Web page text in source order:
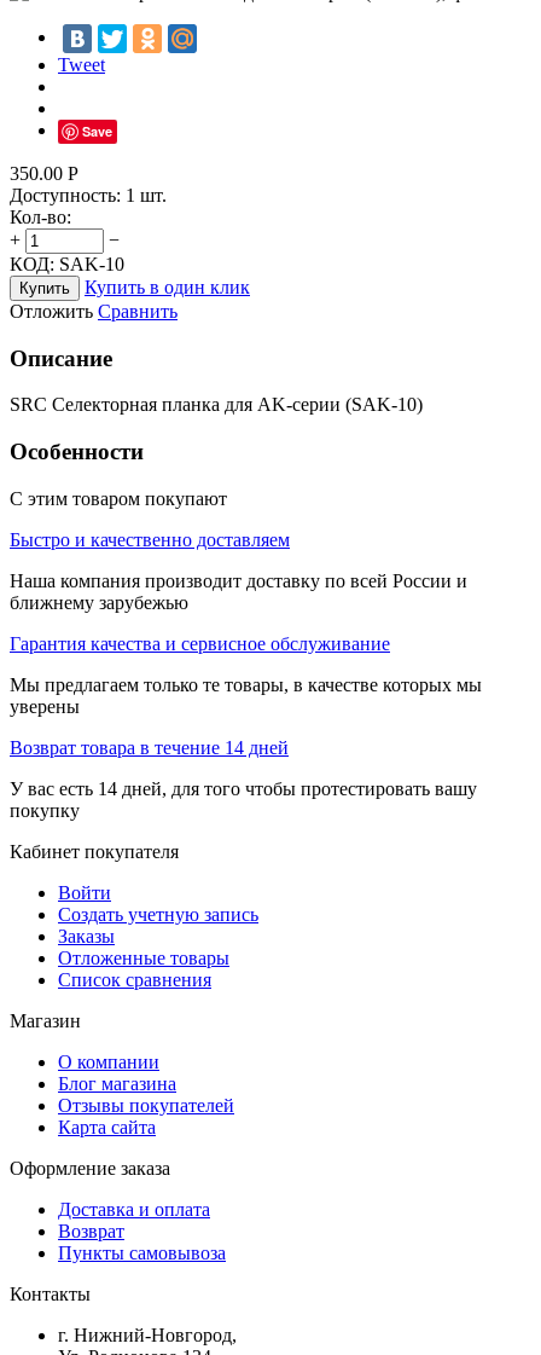
Tweet
Save
350.00 Р
Доступность: 1 шт.
Кол-во:
+
−
КОД: SAK-10
Купить
Купить в один клик
Отложить Сравнить
Описание
SRC Селекторная планка для AK-серии (SAK-10)
Особенности
С этим товаром покупают
Быстро и качественно доставляем
Наша компания производит доставку по всей России и
ближнему зарубежью
Гарантия качества и сервисное обслуживание
Мы предлагаем только те товары, в качестве которых мы
уверены
Возврат товара в течение 14 дней
У вас есть 14 дней, для того чтобы протестировать вашу
покупку
Кабинет покупателя
Войти
Создать учетную запись
Заказы
Отложенные товары
Список сравнения
Магазин
О компании
Блог магазина
Отзывы покупателей
Карта сайта
Оформление заказа
Доставка и оплата
Возврат
Пункты самовывоза
Контакты
г. Нижний-Новгород,